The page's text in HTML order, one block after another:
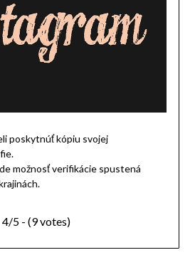
poskytnúť kópiu svojej
možnosť verifikácie spustená
4/5 - (9 votes)